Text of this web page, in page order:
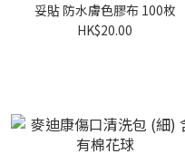
妥貼 防水膚色膠布 100枚
HK$20.00